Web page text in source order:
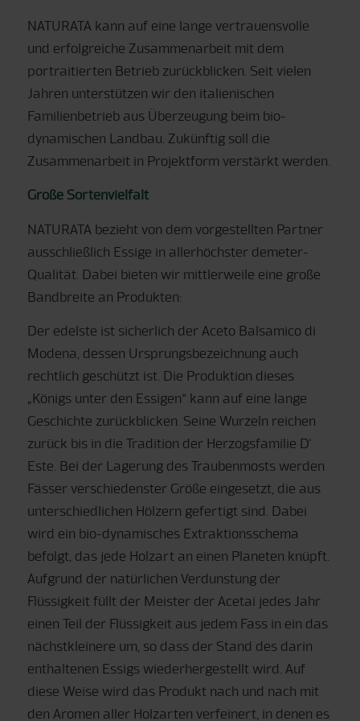
NATURATA kann auf eine lange vertrauensvolle
und erfolgreiche Zusammenarbeit mit dem
portraitierten Betrieb zurückblicken. Seit vielen
Jahren unterstützen wir den italienischen
Familienbetrieb aus Überzeugung beim bio-
dynamischen Landbau. Zukünftig soll die
Zusammenarbeit in Projektform verstärkt werden.
Große Sortenvielfalt
NATURATA bezieht von dem vorgestellten Partner
ausschließlich Essige in allerhöchster demeter-
Qualität. Dabei bieten wir mittlerweile eine große
Bandbreite an Produkten:
Der edelste ist sicherlich der Aceto Balsamico di
Modena, dessen Ursprungsbezeichnung auch
rechtlich geschützt ist. Die Produktion dieses
„Königs unter den Essigen“ kann auf eine lange
Geschichte zurückblicken. Seine Wurzeln reichen
zurück bis in die Tradition der Herzogsfamilie D‘
Este. Bei der Lagerung des Traubenmosts werden
Fässer verschiedenster Größe eingesetzt, die aus
unterschiedlichen Hölzern gefertigt sind. Dabei
wird ein bio-dynamisches Extraktionsschema
befolgt, das jede Holzart an einen Planeten knüpft.
Aufgrund der natürlichen Verdunstung der
Flüssigkeit füllt der Meister der Acetai jedes Jahr
einen Teil der Flüssigkeit aus jedem Fass in ein das
nächstkleinere um, so dass der Stand des darin
enthaltenen Essigs wiederhergestellt wird. Auf
diese Weise wird das Produkt nach und nach mit
den Aromen aller Holzarten verfeinert, in denen es